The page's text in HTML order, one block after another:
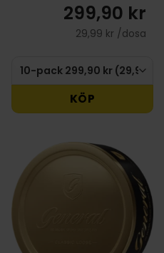
299,90 kr
29,99 kr /dosa
KÖP